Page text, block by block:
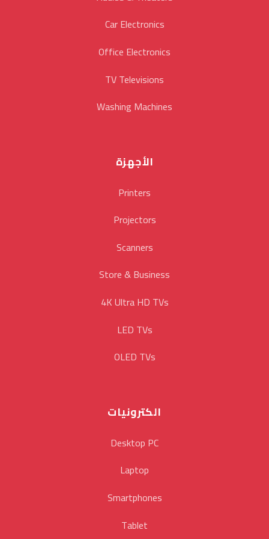
Car Electronics
Office Electronics
TV Televisions
Washing Machines
الأجهزة
Printers
Projectors
Scanners
Store & Business
4K Ultra HD TVs
LED TVs
OLED TVs
الكترونيات
Desktop PC
Laptop
Smartphones
Tablet